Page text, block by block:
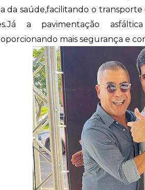
da saúde,facilitando o
a pavimentação
mais segurança e